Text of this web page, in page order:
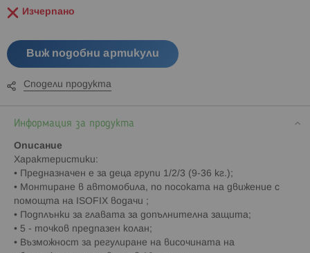
Изчерпано
Виж подобни артикули
Сподели продукта
Информация за продукта
Описание
Характеристики:
• Предназначен е за деца групи 1/2/3 (9-36 кг.);
• Монтиране в автомобила, по посоката на движение с
помощта на ISOFIX водачи ;
• Подплънки за главата за допълнителна защита;
• 5 - точков предпазен колан;
• Възможност за регулиране на височината на